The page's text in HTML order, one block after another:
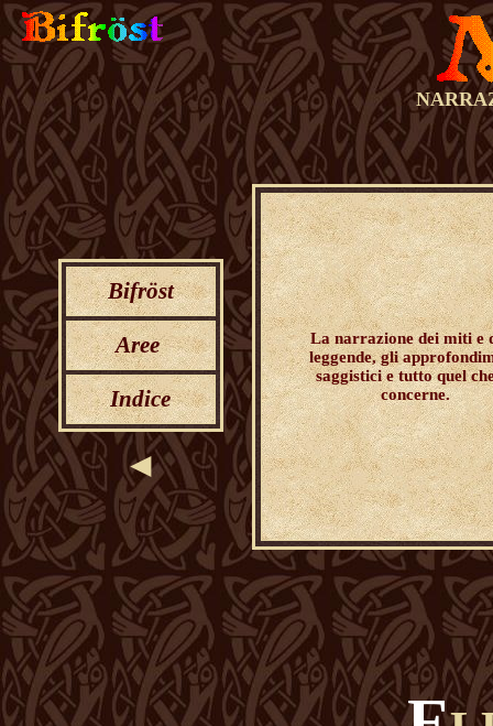
Bifröst
Aree
Indice
◄
La narrazione dei miti e
leggende, gli
saggistici e tutto quel
concerne.